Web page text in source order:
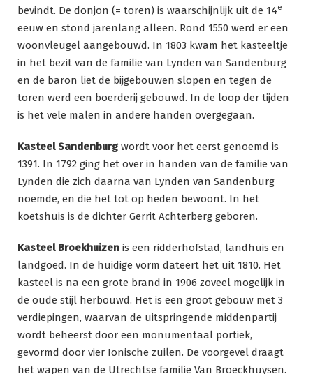
bevindt. De donjon (= toren) is waarschijnlijk uit de 14e
eeuw en stond jarenlang alleen. Rond 1550 werd er een
woonvleugel aangebouwd. In 1803 kwam het kasteeltje
in het bezit van de familie van Lynden van Sandenburg
en de baron liet de bijgebouwen slopen en tegen de
toren werd een boerderij gebouwd. In de loop der tijden
is het vele malen in andere handen overgegaan.
Kasteel Sandenburg wordt voor het eerst genoemd is
1391. In 1792 ging het over in handen van de familie van
Lynden die zich daarna van Lynden van Sandenburg
noemde, en die het tot op heden bewoont. In het
koetshuis is de dichter Gerrit Achterberg geboren.
Kasteel Broekhuizen is een ridderhofstad, landhuis en
landgoed. In de huidige vorm dateert het uit 1810. Het
kasteel is na een grote brand in 1906 zoveel mogelijk in
de oude stijl herbouwd. Het is een groot gebouw met 3
verdiepingen, waarvan de uitspringende middenpartij
wordt beheerst door een monumentaal portiek,
gevormd door vier Ionische zuilen. De voorgevel draagt
het wapen van de Utrechtse familie Van Broeckhuysen.